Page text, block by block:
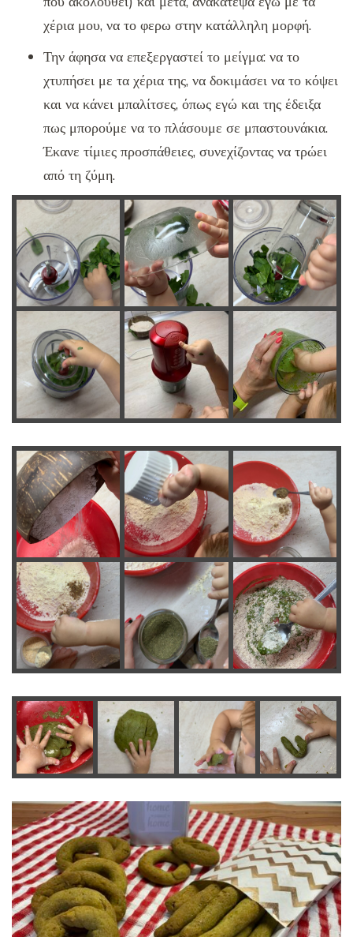
χέρια μου, να το φερω στην κατάλληλη μορφή.
Την άφησα να επεξεργαστεί το μείγμα: να το
χτυπήσει με τα χέρια της, να δοκιμάσει να το κόψει
και να κάνει μπαλίτσες, όπως εγώ και της έδειξα
πως μπορούμε να το πλάσουμε σε μπαστουνάκια.
Έκανε τίμιες προσπάθειες, συνεχίζοντας να τρώει
από τη ζύμη.